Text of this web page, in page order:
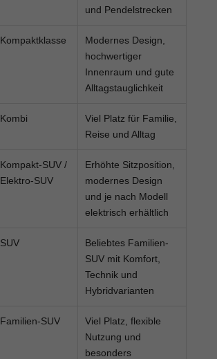
und Pendelstrecken
Kompaktklasse
Modernes Design,
hochwertiger
Innenraum und gute
Alltagstauglichkeit
Kombi
Viel Platz für Familie,
Reise und Alltag
Kompakt-SUV /
Elektro-SUV
Erhöhte Sitzposition,
modernes Design
und je nach Modell
elektrisch erhältlich
SUV
Beliebtes Familien-
SUV mit Komfort,
Technik und
Hybridvarianten
Familien-SUV
Viel Platz, flexible
Nutzung und
besonders